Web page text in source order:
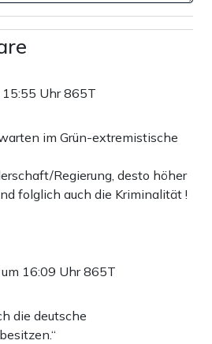
Uhr865T
im Grün-extremistische
Regierung, desto höher
folglich auch die Kriminalität !
16:09 Uhr865T
die deutsche